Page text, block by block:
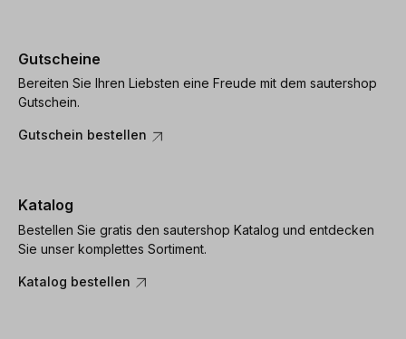
Gutscheine
Bereiten Sie Ihren Liebsten eine Freude mit dem sautershop
Gutschein.
Gutschein bestellen
Katalog
Bestellen Sie gratis den sautershop Katalog und entdecken
Sie unser komplettes Sortiment.
Katalog bestellen